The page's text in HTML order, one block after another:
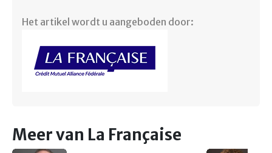
Het artikel wordt u aangeboden door:
Meer van La Française